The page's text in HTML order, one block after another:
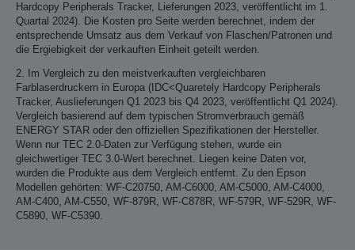
Hardcopy Peripherals Tracker, Lieferungen 2023, veröffentlicht im 1.
Quartal 2024). Die Kosten pro Seite werden berechnet, indem der
entsprechende Umsatz aus dem Verkauf von Flaschen/Patronen und
die Ergiebigkeit der verkauften Einheit geteilt werden.
2. Im Vergleich zu den meistverkauften vergleichbaren
Farblaserdruckern in Europa (IDC<Quaretely Hardcopy Peripherals
Tracker, Auslieferungen Q1 2023 bis Q4 2023, veröffentlicht Q1 2024).
Vergleich basierend auf dem typischen Stromverbrauch gemäß
ENERGY STAR oder den offiziellen Spezifikationen der Hersteller.
Wenn nur TEC 2.0-Daten zur Verfügung stehen, wurde ein
gleichwertiger TEC 3.0-Wert berechnet. Liegen keine Daten vor,
wurden die Produkte aus dem Vergleich entfernt. Zu den Epson
Modellen gehörten: WF-C20750, AM-C6000, AM-C5000, AM-C4000,
AM-C400, AM-C550, WF-879R, WF-C878R, WF-579R, WF-529R, WF-
C5890, WF-C5390.